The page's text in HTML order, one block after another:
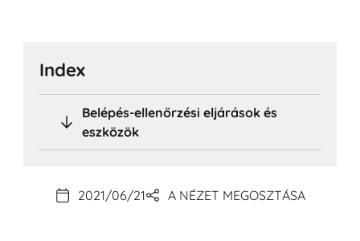
Index
Belépés-ellenőrzési eljárások és
eszközök
2021/06/21 A NÉZET MEGOSZTÁSA